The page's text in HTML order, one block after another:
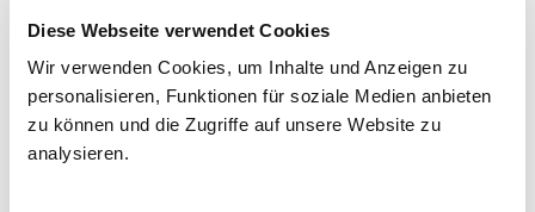
Diese Webseite verwendet Cookies
Wir verwenden Cookies, um Inhalte und Anzeigen zu
personalisieren, Funktionen für soziale Medien anbieten
zu können und die Zugriffe auf unsere Website zu
analysieren.